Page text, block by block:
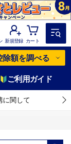
新規登録 カート
除額を調べる
ご利用ガイド
に関して